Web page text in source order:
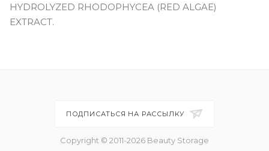
HYDROLYZED RHODOPHYCEA (RED ALGAE)
EXTRACT.
ПОДПИСАТЬСЯ НА РАССЫЛКУ
Copyright © 2011-2026 Beauty Storage